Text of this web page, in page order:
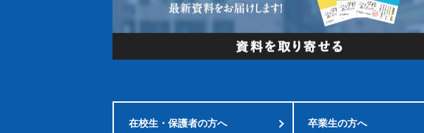
在校生・ 保護者の方へ 卒業生の方へ